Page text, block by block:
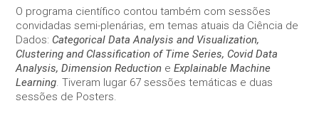
O programa científico contou também com sessões
convidadas semi-plenárias, em temas atuais da Ciência de
Dados: Categorical Data Analysis and Visualization,
Clustering and Classification of Time Series, Covid Data
Analysis, Dimension Reduction eExplainable Machine
Learning. Tiveram lugar 67 sessões temáticas e duas
sessões de Posters.
Marketing
By sharing
your
interests
and
behavior as
you visit our
site, you